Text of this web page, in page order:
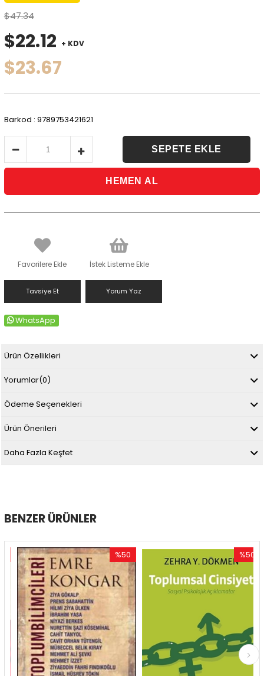
$47.34
$22.12 + KDV
$23.67
Barkod : 9789753421621
Favorilere Ekle İstek Listeme Ekle
Tavsiye Et Yorum Yaz
WhatsApp
Ürün Özellikleri
Yorumlar(0)
Ödeme Seçenekleri
Ürün Önerileri
Daha Fazla Keşfet
BENZER ÜRÜNLER
%50
İndirim
%50İndirim
%50